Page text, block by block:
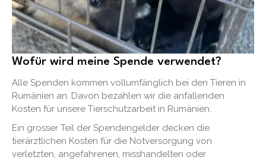
Wofür wird meine Spende verwendet?
Alle Spenden kommen vollumfänglich bei den Tieren in
Rumänien an. Davon bezahlen wir die anfallenden
Kosten für unsere Tierschutzarbeit in Rumänien.
Ein grosser Teil der Spendengelder decken die
tierärztlichen Kosten für die Notversorgung von
verletzten, angefahrenen, misshandelten oder